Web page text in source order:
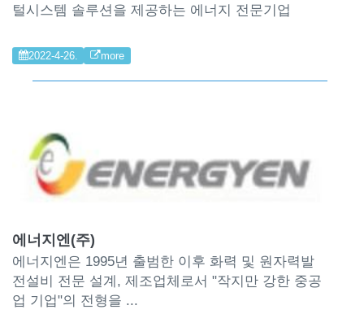
털시스템 솔루션을 제공하는 에너지 전문기업
2022-4-26. more
에너지엔(주)
에너지엔은 1995년 출범한 이후 화력 및 원자력발
전설비 전문 설계, 제조업체로서 "작지만 강한 중공
업 기업"의 전형을 ...